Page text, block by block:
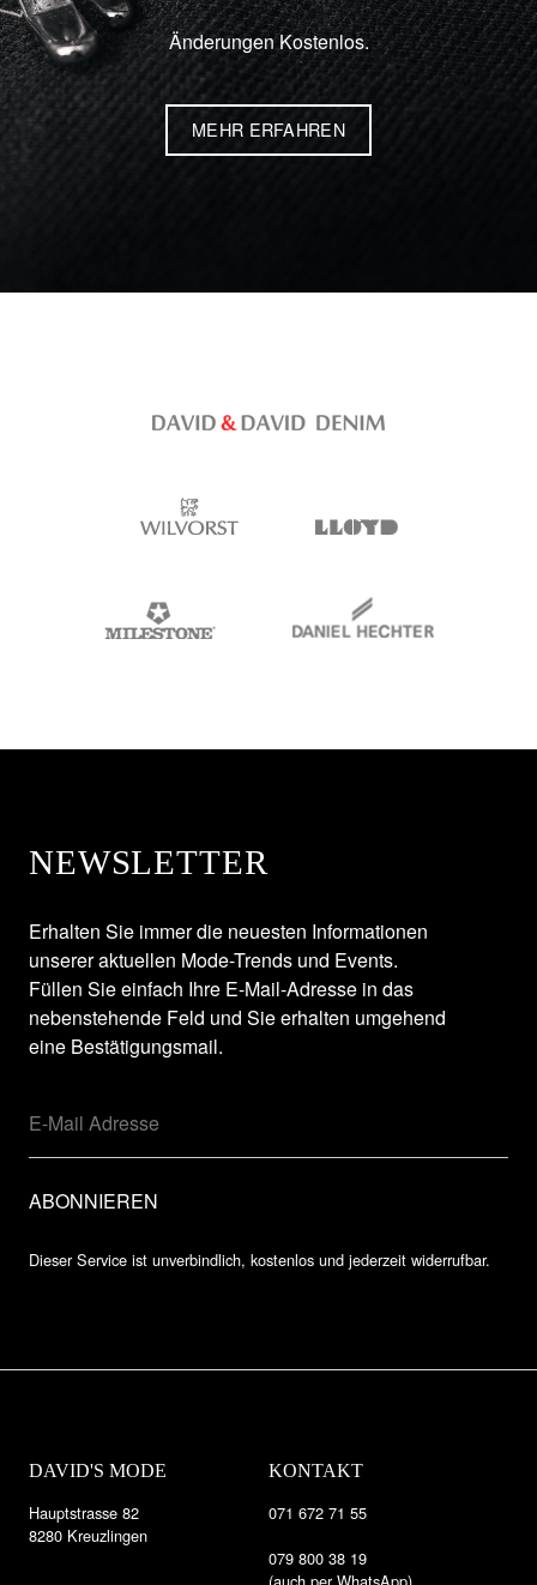
Änderungen Kostenlos.
MEHR ERFAHREN
NEWSLETTER
Erhalten Sie immer die neuesten Informationen
unserer aktuellen Mode-Trends und Events.
Füllen Sie einfach Ihre E-Mail-Adresse in das
nebenstehende Feld und Sie erhalten umgehend
eine Bestätigungsmail.
Dieser Service ist unverbindlich, kostenlos und jederzeit widerrufbar.
DAVID'S MODE
Hauptstrasse 82
8280 Kreuzlingen
KONTAKT
071 672 71 55
079 800 38 19